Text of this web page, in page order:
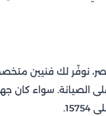
نوفّر لك فنيين
الصيانة. سواء كان